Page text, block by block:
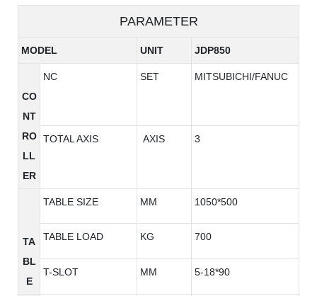
PARAMETER
MODEL UNIT JDP850
CO
NT
RO
LL
ER
NC SET MITSUBICHI/FANUC
TOTAL AXIS AXIS 3
TA
BL
E
TABLE SIZE MM 1050*500
TABLE LOAD KG 700
T-SLOT MM 5-18*90